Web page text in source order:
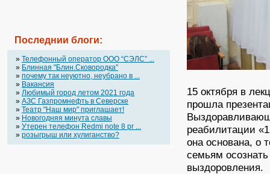
Последнии блоги:
» Телефонный оператор OOO “СЭЛС” ...
» Блинная "Блин.Сковородка"
» почему так неуютно, неубрано в ...
» Вакансия
» Любимый город летом 2021 года
» АЗС Газпромнефть в Северске
» Театр "Наш мир" приглашает!
» Новогодняя минута славы
» Утерен телефон Redmi note 8 pr ...
» розыгрыш или хулиганство?
15 октября в
прошла
реабилитации
она основана, о
семьям
выздоровления.